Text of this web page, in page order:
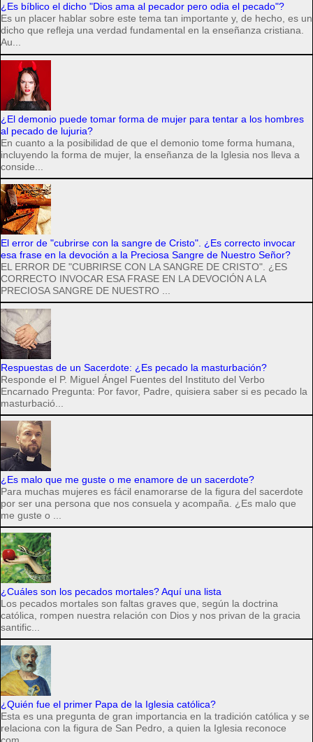
¿Es bíblico el dicho "Dios ama al pecador pero odia el pecado"?
Es un placer hablar sobre este tema tan importante y, de hecho, es un
dicho que refleja una verdad fundamental en la enseñanza cristiana.
Au...
¿El demonio puede tomar forma de mujer para tentar a los hombres
al pecado de lujuria?
En cuanto a la posibilidad de que el demonio tome forma humana,
incluyendo la forma de mujer, la enseñanza de la Iglesia nos lleva a
conside...
El error de "cubrirse con la sangre de Cristo". ¿Es correcto invocar
esa frase en la devoción a la Preciosa Sangre de Nuestro Señor?
EL ERROR DE "CUBRIRSE CON LA SANGRE DE CRISTO". ¿ES
CORRECTO INVOCAR ESA FRASE EN LA DEVOCIÓN A LA
PRECIOSA SANGRE DE NUESTRO ...
Respuestas de un Sacerdote: ¿Es pecado la masturbación?
Responde el P. Miguel Ángel Fuentes del Instituto del Verbo
Encarnado Pregunta: Por favor, Padre, quisiera saber si es pecado la
masturbació...
¿Es malo que me guste o me enamore de un sacerdote?
Para muchas mujeres es fácil enamorarse de la figura del sacerdote
por ser una persona que nos consuela y acompaña. ¿Es malo que
me guste o ...
¿Cuáles son los pecados mortales? Aquí una lista
Los pecados mortales son faltas graves que, según la doctrina
católica, rompen nuestra relación con Dios y nos privan de la gracia
santific...
¿Quién fue el primer Papa de la Iglesia católica?
Esta es una pregunta de gran importancia en la tradición católica y se
relaciona con la figura de San Pedro, a quien la Iglesia reconoce
com...